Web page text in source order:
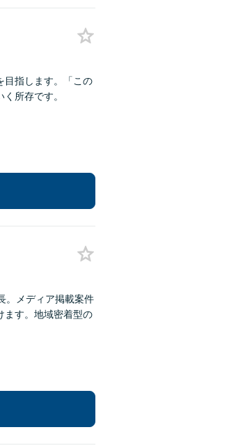
目指します。「この
所存です。
。メディア掲載案件
ます。地域密着型の